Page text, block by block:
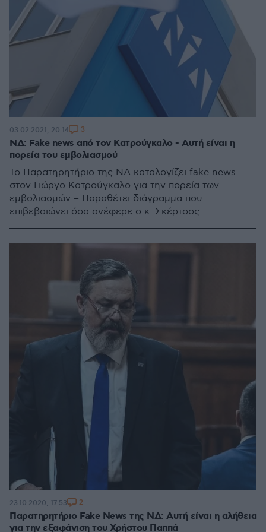
ΝΔ: Fake news από τον Κατρούγκαλο - Αυτή είναι η
πορεία του εμβολιασμού
Το Παρατηρητήριο της ΝΔ καταλογίζει fake news
στον Γιώργο Κατρούγκαλο για την πορεία των
εμβολιασμών – Παραθέτει διάγραμμα που
επιβεβαιώνει όσα ανέφερε ο κ. Σκέρτσος
03.02.2021, 20:14 3
Παρατηρητήριο Fake News της ΝΔ: Αυτή είναι η αλήθεια
για την εξαφάνιση του Χρήστου Παππά
23.10.2020, 17:53 2